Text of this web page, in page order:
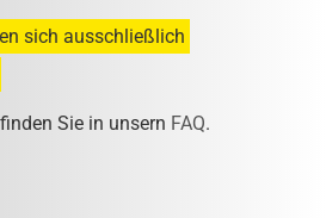
sich ausschließlich
Sie in unsern FAQ.